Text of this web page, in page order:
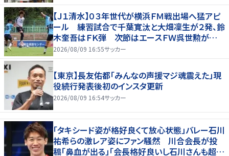
【Ｊ１清水】０３年世代が横浜ＦＭ戦出場へ猛アピ
ール 練習試合で千葉寛汰と大畑凜生が２発、鈴
木奎吾はＦＫ弾 次節はエースＦＷ呉世勲が出
場停止
2026/08/09 16:55サッカー
【東京】長友佑都「みんなの声援マジ魂震えた」現
役続行発表後初のインスタ更新
2026/08/09 16:54サッカー
「タキシード姿が格好良くて放心状態」バレー石川
祐希らの激レア姿にファン騒然 川合会長が投
稿「鼻血が出る」「会長格好良いし石川さんも超格